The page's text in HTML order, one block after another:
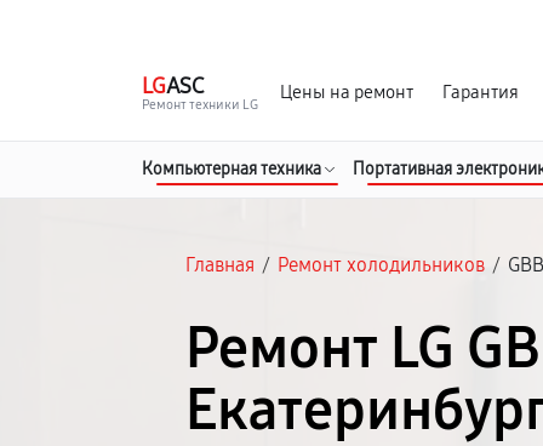
LGASC
Ремонт техники LG
Цены на ремонт Гарантия
Компьютерная техника Портативная
Главная / Ремонт холодильников /
Ремонт LG